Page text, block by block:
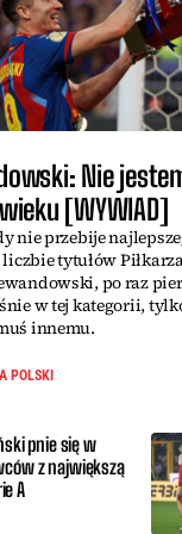
Nie
[WYWIAD]
nie przebije
tytułów Piłkarza
po raz
w tej kategorii,
innemu.
POLSKI
pnie się w
z największą
A